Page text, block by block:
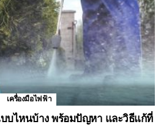
เครื่องมือไฟฟ้า
บไหนบ้าง พร้อมปัญหา และวิธีแก้ที่